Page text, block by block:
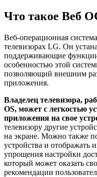
Что такое Веб
Веб-операционная
телевизорах LG. Он
поддерживающие
особенностью этой
позволяющий внешним
приложения.
Владелец телевизора,
OS, может с легкостью
приложения на свое
телевизору другие
на экране. Можно также
устройства и отображать
упрощения настройки
который может оказать
рекомендации